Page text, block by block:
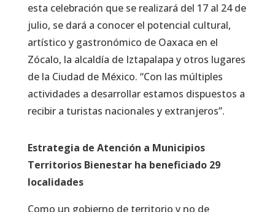
esta celebración que se realizará del 17 al 24 de
julio, se dará a conocer el potencial cultural,
artístico y gastronómico de Oaxaca en el
Zócalo, la alcaldía de Iztapalapa y otros lugares
de la Ciudad de México. “Con las múltiples
actividades a desarrollar estamos dispuestos a
recibir a turistas nacionales y extranjeros”.
Estrategia de Atención a Municipios
Territorios Bienestar ha beneficiado 29
localidades
Como un gobierno de territorio y no de